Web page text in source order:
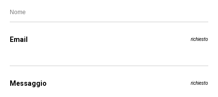
Email richiesto
Messaggio richiesto